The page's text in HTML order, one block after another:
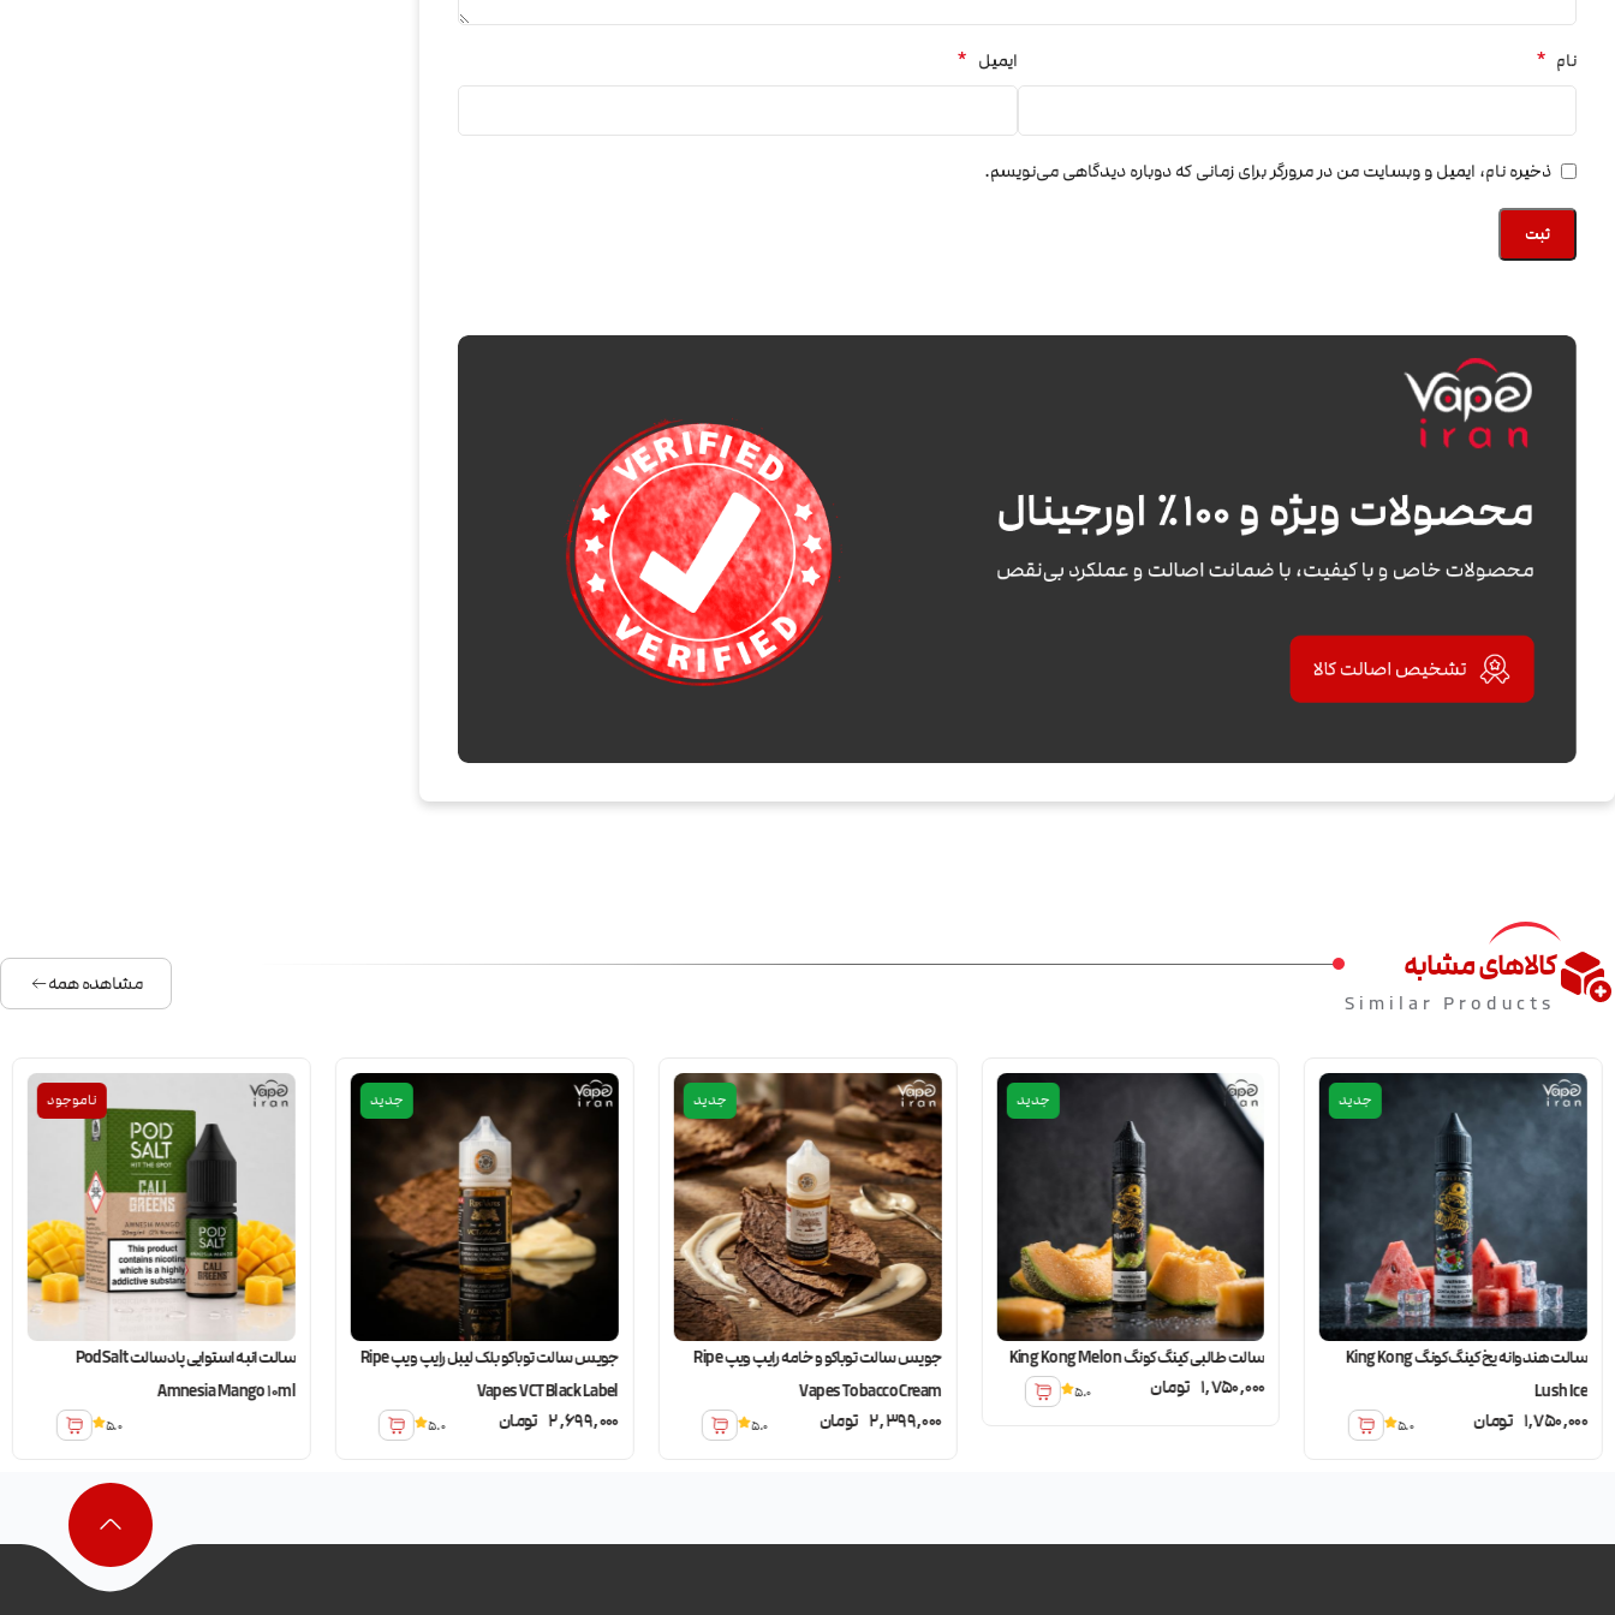
نام * ایمیل *
ذخیره نام، ایمیل و وبسایت من در مرورگر برای زمانی که دوباره دیدگاهی می‌نویسم.
کالاهای مشابه
Similar Products
مشاهده همه
جدید
سالت هندوانه یخ کینگ کونگ King Kong
Lush Ice
1,750,000 تومان 5.0
جدید
سالت طالبی کینگ کونگ King Kong Melon
1,750,000 تومان 5.0
جدید
جویس سالت توباکو و خامه رایپ ویپ Ripe
Vapes Tobacco Cream
2,399,000 تومان 5.0
جدید
جویس سالت توباکو بلک لیبل رایپ ویپ Ripe
Vapes VCT Black Label
2,699,000 تومان 5.0
ناموجود
سالت انبه استوایی پادسالت PodSalt
Amnesia Mango 10ml
5.0